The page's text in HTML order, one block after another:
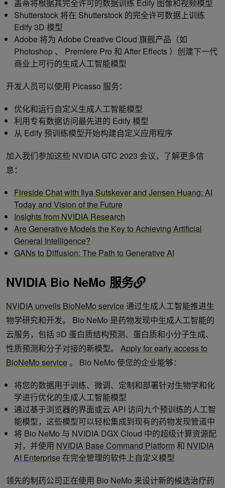
盖蒂将根据其完全许可的数据训练 Edify 图像和视频模型
Shutterstock 将在 Shutterstock 的完全许可数据上训练
Edify 3D 模型
Adobe 将为 Adobe Creative Cloud 旗舰产品（如
Photoshop 、 Premiere Pro 和 After Effects ）创建下一代
商业上可行的生成人工智能模型
开发人员可以使用 Picasso 服务：
优化和运行自定义生成人工智能模型
利用专有数据访问最先进的 Edify 模型
从 Edify 预训练模型开始构建自定义应用程序
加入我们参加这些 NVIDIA GTC 2023 会议，了解更多信
息：
Fireside Chat with Ilya Sutskever and Jensen Huang: AI
Today and Vision of the Future
Insights from NVIDIA Research
Are Generative Models the Key to Achieving Artificial
General Intelligence?
GANs to Diffusion: The Path to Generative AI
NVIDIA Bio NeMo 服务
NVIDIA unveils BioNeMo service 通过生成人工智能推进生
物学研究和开发。 Bio NeMo 是药物发现中生成人工智能的
云服务，包括 3D 蛋白质结构预测、蛋白质和小分子生成、
性质预测和分子对接的新模型。 Apply for early access to
BioNeMo service 。 Bio NeMo 使您的企业能够：
将您的数据用于训练、微调、定制和部署针对生物学和化
学进行优化的生成人工智能模型
通过基于浏览器的界面或云 API 访问九个预训练的人工智
能模型，这些模型可以轻松集成到现有的药物发现管道中
将 Bio NeMo 与 NVIDIA DGX Cloud 中的超级计算资源配
对，并使用 NVIDIA Base Command Platform 和 NVIDIA
AI Enterprise 在完全管理的软件上自定义模型
领先的制药公司正在使用 Bio NeMo 来设计新的候选治疗药